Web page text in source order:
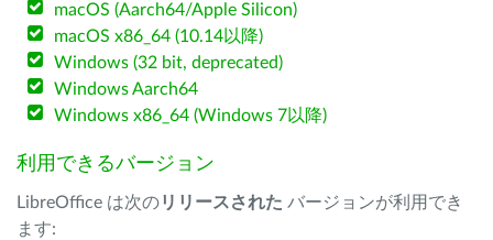
macOS (Aarch64/Apple Silicon)
macOS x86_64 (10.14以降)
Windows (32 bit, deprecated)
Windows Aarch64
Windows x86_64 (Windows 7以降)
利用できるバージョン
LibreOffice は次のリリースされた バージョンが利用でき
ます: